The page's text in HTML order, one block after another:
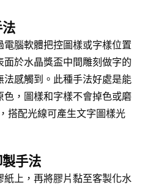
腦軟體把控圖樣或字樣位置
於水晶獎盃中間雕刻做字的
感觸到。此種手法好處是能
，圖樣和字樣不會掉色或磨
搭配光線可產生文字圖樣光
手法
上，再將膠片黏至客製化水